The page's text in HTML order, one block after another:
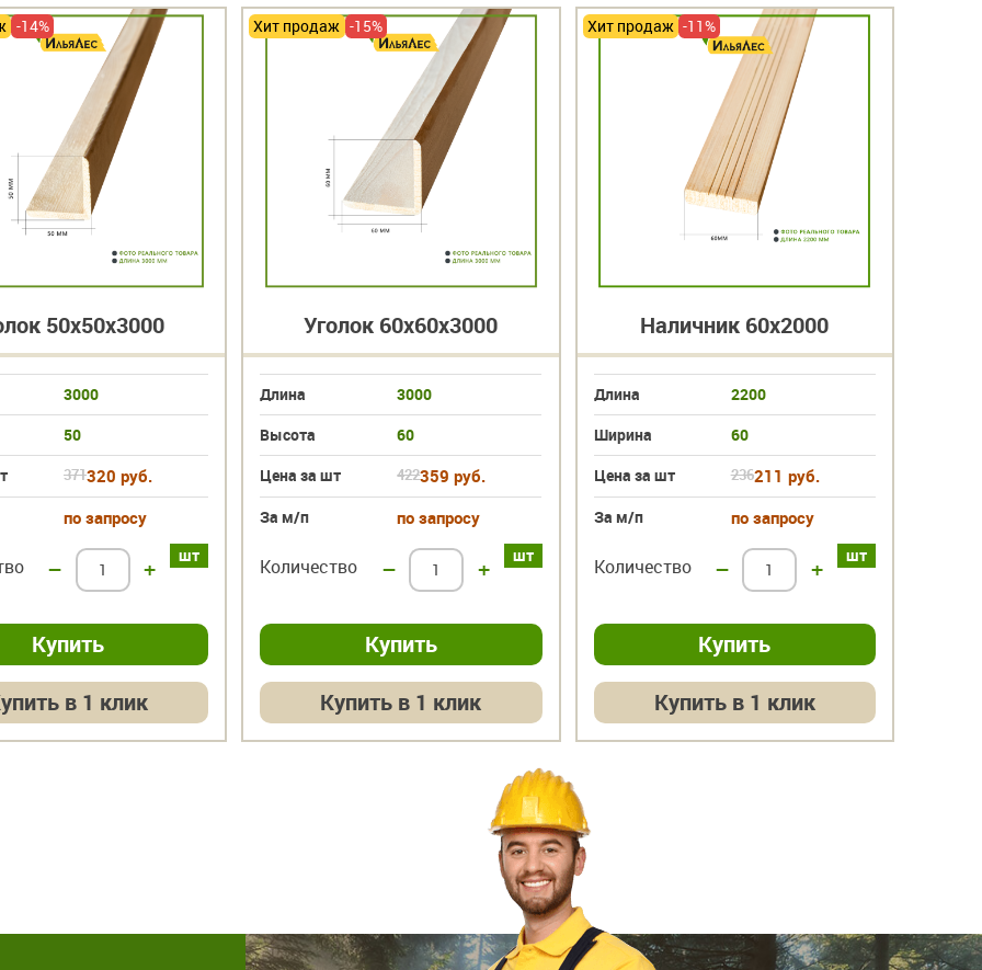
-14%
50х50х3000
3000
50
371320 руб.
по запросу
шт
– +
в 1 клик
Хит продаж -15%
Уголок 60х60х3000
Длина
3000
Высота
60
Цена за шт
422359 руб.
За м/п по запросу
шт
Количество – +
Купить в 1 клик
Хит продаж -11%
Наличник 60х2000
Длина
2200
Ширина
60
Цена за шт
236211 руб.
За м/п по запросу
шт
Количество – +
Купить в 1 клик